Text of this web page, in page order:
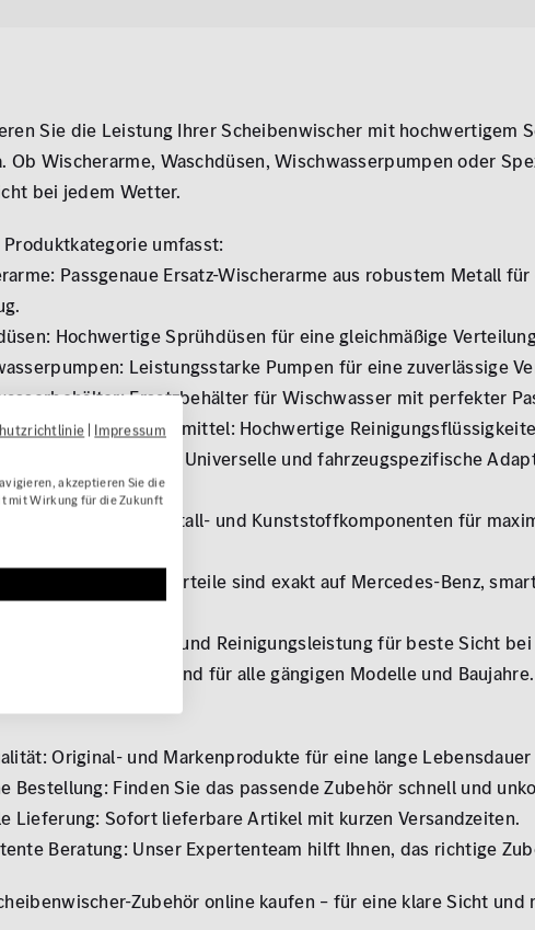
Sie die Leistung Ihrer Scheibenwischer mit hochwertigem
Ob Wischerarme, Waschdüsen, Wischwasserpumpen oder
bei jedem Wetter.
Produktkategorie umfasst:
Passgenaue Ersatz-Wischerarme aus robustem Metall
Hochwertige Sprühdüsen für eine gleichmäßige
Leistungsstarke Pumpen für eine zuverlässige
Ersatzbehälter für Wischwasser mit perfekter
& Frostschutzmittel: Hochwertige
& Befestigungsteile: Universelle und fahrzeugspezifische
Details:
Hochwertige Metall- und Kunststoffkomponenten für
Alle Zubehörteile sind exakt auf Mercedes-Benz,
Optimierte Wisch- und Reinigungsleistung für beste Sicht
Perfekt passend für alle gängigen Modelle und Baujahre.
Original- und Markenprodukte für eine lange
Bestellung: Finden Sie das passende Zubehör schnell und
Lieferung: Sofort lieferbare Artikel mit kurzen Versandzeiten.
Beratung: Unser Expertenteam hilft Ihnen, das richtige
Zubehör online kaufen – für eine klare Sicht und
| Impressum
akzeptieren Sie die
mit Wirkung für die Zukunft